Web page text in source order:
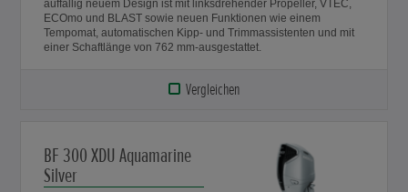
auffällig neuem Design ist mit linksdrehender Propeller, VTEC,
ECOmo und BLAST sowie neuen Funktionen wie einem
Tempomat, automatischen Kipp- und Trimmassistenten und mit
einer Schaftlänge von 762 mm-ausgestattet.
Vergleichen
BF 300 XDU Aquamarine
Silver